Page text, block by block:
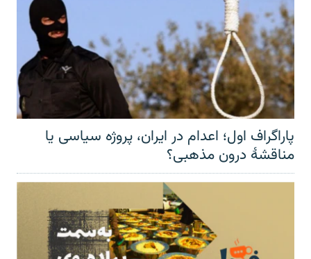
پاراگراف اول؛ اعدام در ایران، پروژه سیاسی یا
مناقشهٔ درون مذهبی؟